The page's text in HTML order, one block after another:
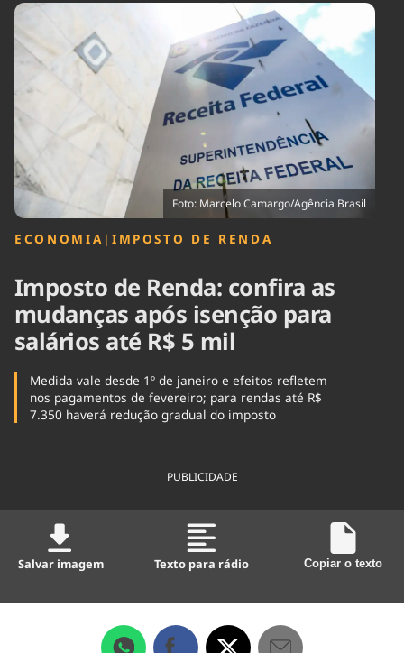
Agronegócios
Brasil
Brasil Mineral
Ciência &
Cinema
Comportamento
Cultura
Economia
Educação
Infraestrutura
Internacional
Meio Ambiente
Podcast
Política
Saúde
Tempo
Foto: Marcelo Camargo/Agência Brasil
ECONOMIA | IMPOSTO DE RENDA
Imposto de Renda: confira as
mudanças após isenção para
salários até R$ 5 mil
Medida vale desde 1º de janeiro e efeitos refletem
nos pagamentos de fevereiro; para rendas até R$
7.350 haverá redução gradual do imposto
PUBLICIDADE
Salvar imagem Texto para rádio Copiar o texto